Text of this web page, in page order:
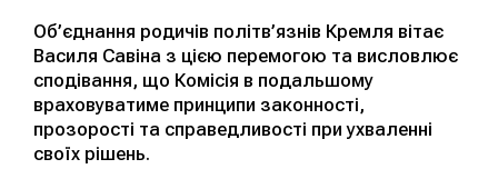
Об’єднання родичів політв’язнів Кремля вітає
Василя Савіна з цією перемогою та висловлює
сподівання, що Комісія в подальшому
враховуватиме принципи законності,
прозорості та справедливості при ухваленні
своїх рішень.